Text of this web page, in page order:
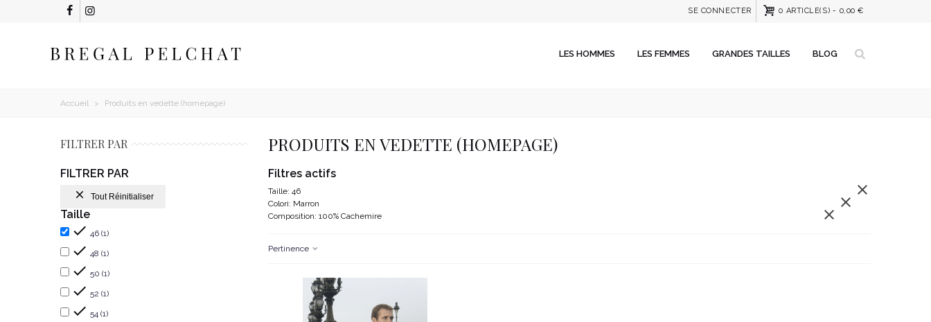
SE CONNECTER 0 ARTICLE(S) - 0,00 €
LES HOMMES LES FEMMES GRANDES TAILLES BLOG
Accueil > Produits en vedette (homepage)
FILTRER PAR
FILTRER PAR
 Tout Réinitialiser
Taille
 46 (1)
 48 (1)
 50 (1)
 52 (1)
 54 (1)
PRODUITS EN VEDETTE (HOMEPAGE)
Filtres actifs
Taille: 46 
Colori: Marron 
Composition: 100% Cachemire 
Pertinence